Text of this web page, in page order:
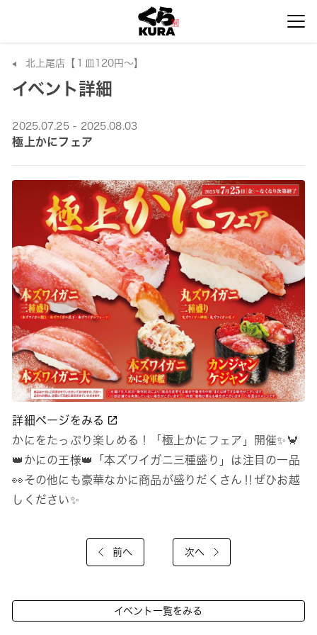
北上尾店【１皿120円～】
イベント詳細
2025.07.25 - 2025.08.03
極上かにフェア
詳細ページをみる
かにをたっぷり楽しめる！「極上かにフェア」開催✨🦀
👑かにの王様👑「本ズワイガニ三種盛り」は注目の一品
👀その他にも豪華なかに商品が盛りだくさん‼ぜひお越
しください✨
前へ 次へ
イベント一覧をみる